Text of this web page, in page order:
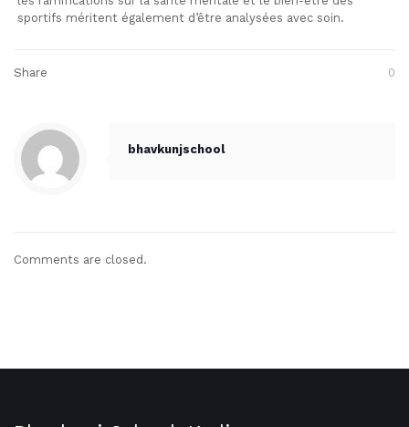
sportifs méritent également d’être analysées avec soin.
Share 0
bhavkunjschool
Comments are closed.